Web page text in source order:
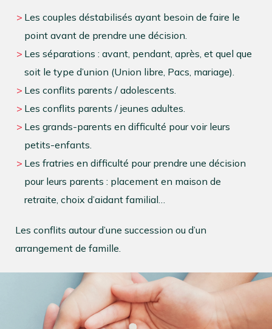
Les couples déstabilisés ayant besoin de faire le
point avant de prendre une décision.
Les séparations : avant, pendant, après, et quel que
soit le type d’union (Union libre, Pacs, mariage).
Les conflits parents / adolescents.
Les conflits parents / jeunes adultes.
Les grands-parents en difficulté pour voir leurs
petits-enfants.
Les fratries en difficulté pour prendre une décision
pour leurs parents : placement en maison de
retraite, choix d’aidant familial…
Les conflits autour d’une succession ou d’un
arrangement de famille.